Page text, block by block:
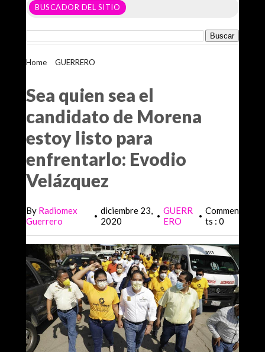
BUSCADOR DEL SITIO
Home GUERRERO
Sea quien sea el
candidato de Morena
estoy listo para
enfrentarlo: Evodio
Velázquez
By Radiomex
Guerrero
• diciembre 23,
2020
• GUERR
ERO
• Commen
ts : 0